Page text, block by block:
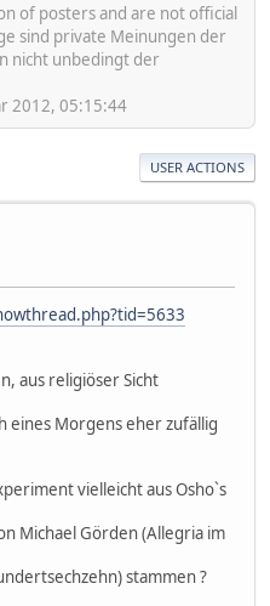
of posters and are not official
sind private Meinungen der
nicht unbedingt der
2012, 05:15:44
USER ACTIONS
aus religiöser Sicht
eines Morgens eher zufällig
vielleicht aus Osho`s
Michael Görden (Allegria im
stammen ?